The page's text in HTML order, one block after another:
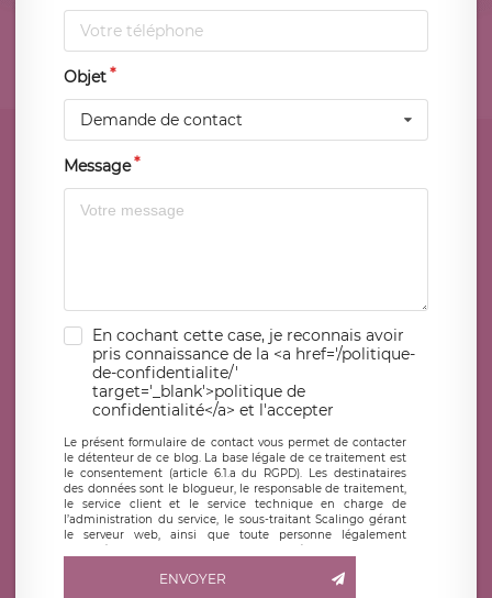
Objet
Demande de contact
Message
En cochant cette case, je reconnais avoir
pris connaissance de la <a href='/politique-
de-confidentialite/'
target='_blank'>politique de
confidentialité</a> et l'accepter
Le présent formulaire de contact vous permet de contacter
le détenteur de ce blog. La base légale de ce traitement est
le consentement (article 6.1.a du RGPD). Les destinataires
des données sont le blogueur, le responsable de traitement,
le service client et le service technique en charge de
l’administration du service, le sous-traitant Scalingo gérant
le serveur web, ainsi que toute personne légalement
autorisée. Le formulaire de contact à destination du
basé en France et offrant des
clauses de protection
ENVOYER